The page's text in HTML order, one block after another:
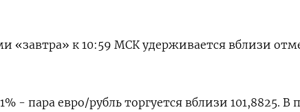
«завтра» к 10:59 МСК удерживается вблизи
- пара евро/рубль торгуется вблизи 101,8825. В